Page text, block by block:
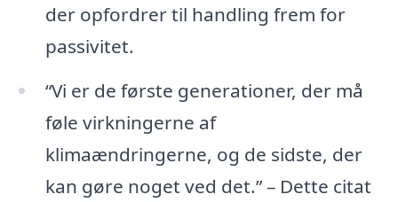
der opfordrer til handling frem for
passivitet.
“Vi er de første generationer, der må
føle virkningerne af
klimaændringerne, og de sidste, der
kan gøre noget ved det.” – Dette citat